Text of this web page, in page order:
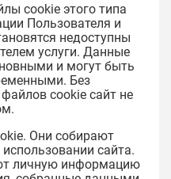
cookie этого типа
Пользователя и
недоступны
услуги. Данные
и могут быть
Без
cookie сайт не
Они собирают
сайта.
личную информацию